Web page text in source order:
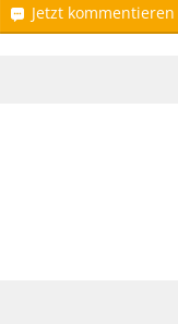
Jetzt kommentieren